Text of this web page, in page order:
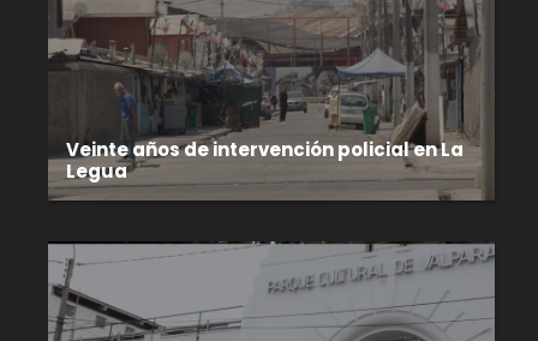
Veinte años de intervención policial en La
Legua